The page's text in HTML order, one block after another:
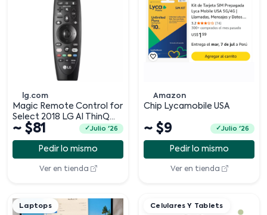
lg.com
Magic Remote Control for
Select 2018 LG AI ThinQ
Smart TV
~ $81 Julio '26
Pedir lo mismo
Ver en tienda
Amazon
Chip Lycamobile USA
~ $9 Julio '26
Pedir lo mismo
Ver en tienda
Laptops Celulares Y Tablets